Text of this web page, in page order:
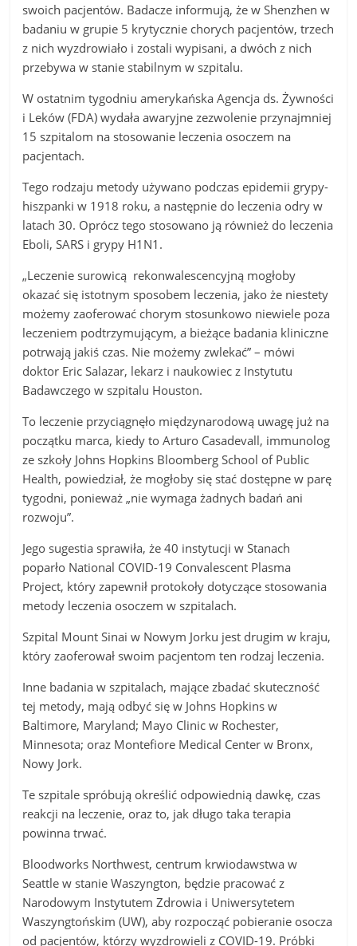
swoich pacjentów. Badacze informują, że w Shenzhen w
badaniu w grupie 5 krytycznie chorych pacjentów, trzech
z nich wyzdrowiało i zostali wypisani, a dwóch z nich
przebywa w stanie stabilnym w szpitalu.
W ostatnim tygodniu amerykańska Agencja ds. Żywności
i Leków (FDA) wydała awaryjne zezwolenie przynajmniej
15 szpitalom na stosowanie leczenia osoczem na
pacjentach.
Tego rodzaju metody używano podczas epidemii grypy-
hiszpanki w 1918 roku, a następnie do leczenia odry w
latach 30. Oprócz tego stosowano ją również do leczenia
Eboli, SARS i grypy H1N1.
„Leczenie surowicą rekonwalescencyjną mogłoby
okazać się istotnym sposobem leczenia, jako że niestety
możemy zaoferować chorym stosunkowo niewiele poza
leczeniem podtrzymującym, a bieżące badania kliniczne
potrwają jakiś czas. Nie możemy zwlekać” – mówi
doktor Eric Salazar, lekarz i naukowiec z Instytutu
Badawczego w szpitalu Houston.
To leczenie przyciągnęło międzynarodową uwagę już na
początku marca, kiedy to Arturo Casadevall, immunolog
ze szkoły Johns Hopkins Bloomberg School of Public
Health, powiedział, że mogłoby się stać dostępne w parę
tygodni, ponieważ „nie wymaga żadnych badań ani
rozwoju”.
Jego sugestia sprawiła, że 40 instytucji w Stanach
poparło National COVID-19 Convalescent Plasma
Project, który zapewnił protokoły dotyczące stosowania
metody leczenia osoczem w szpitalach.
Szpital Mount Sinai w Nowym Jorku jest drugim w kraju,
który zaoferował swoim pacjentom ten rodzaj leczenia.
Inne badania w szpitalach, mające zbadać skuteczność
tej metody, mają odbyć się w Johns Hopkins w
Baltimore, Maryland; Mayo Clinic w Rochester,
Minnesota; oraz Montefiore Medical Center w Bronx,
Nowy Jork.
Te szpitale spróbują określić odpowiednią dawkę, czas
reakcji na leczenie, oraz to, jak długo taka terapia
powinna trwać.
Bloodworks Northwest, centrum krwiodawstwa w
Seattle w stanie Waszyngton, będzie pracować z
Narodowym Instytutem Zdrowia i Uniwersytetem
Waszyngtońskim (UW), aby rozpocząć pobieranie osocza
od pacjentów, którzy wyzdrowieli z COVID-19. Próbki